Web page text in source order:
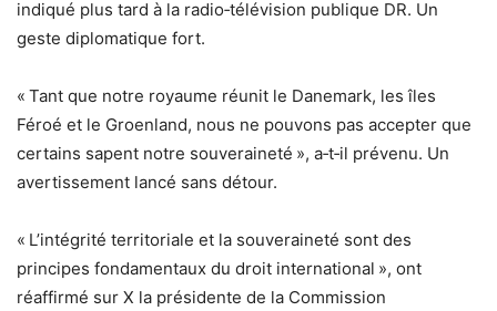
indiqué plus tard à la radio‑télévision publique DR. Un
geste diplomatique fort.
« Tant que notre royaume réunit le Danemark, les îles
Féroé et le Groenland, nous ne pouvons pas accepter que
certains sapent notre souveraineté », a‑t‑il prévenu. Un
avertissement lancé sans détour.
« L’intégrité territoriale et la souveraineté sont des
principes fondamentaux du droit international », ont
réaffirmé sur X la présidente de la Commission